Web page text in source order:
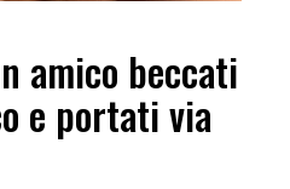
amico beccati
e portati via